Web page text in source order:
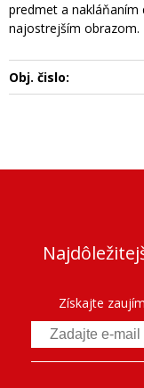
predmet a nakláňaním
najostrejším obrazom.
Obj. čislo:
Získajte